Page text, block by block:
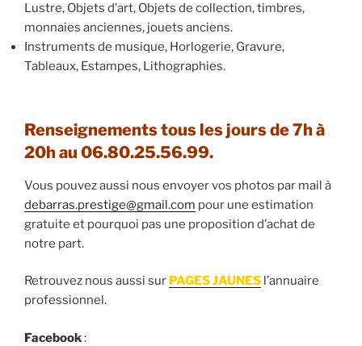
Lustre, Objets d’art, Objets de collection, timbres,
monnaies anciennes, jouets anciens.
Instruments de musique, Horlogerie, Gravure,
Tableaux, Estampes, Lithographies.
Renseignements tous les jours de 7h à
20h au 06.80.25.56.99.
Vous pouvez aussi nous envoyer vos photos par mail à
debarras.prestige@gmail.com pour une estimation
gratuite et pourquoi pas une proposition d’achat de
notre part.
Retrouvez nous aussi sur PAGES JAUNES l’annuaire
professionnel.
Facebook: